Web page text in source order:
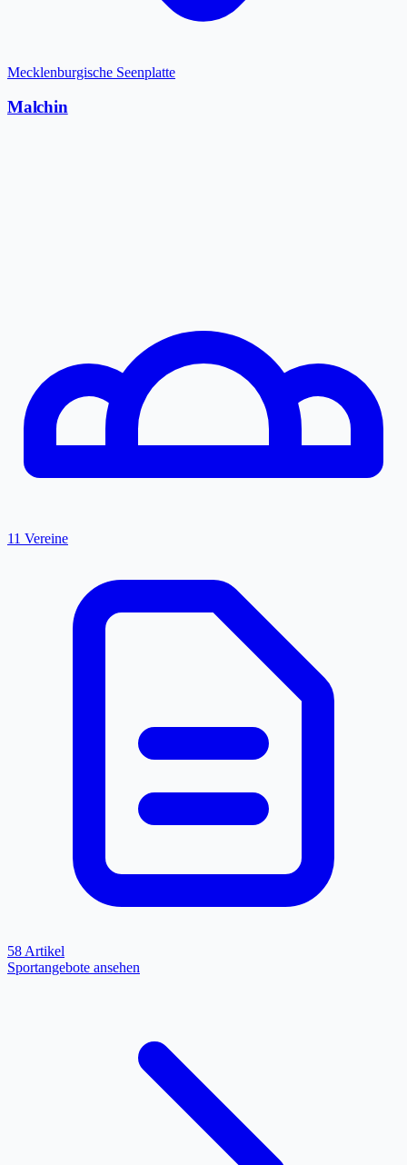
Mecklenburgische Seenplatte
Malchin
11 Vereine
58 Artikel
Sportangebote ansehen